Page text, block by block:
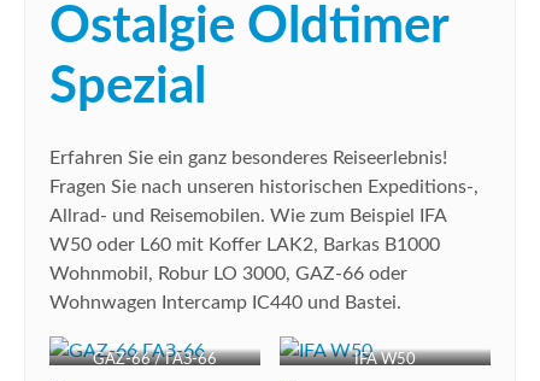
Ostalgie Oldtimer
Spezial
Erfahren Sie ein ganz besonderes Reiseerlebnis!
Fragen Sie nach unseren historischen Expeditions-,
Allrad- und Reisemobilen. Wie zum Beispiel IFA
W50 oder L60 mit Koffer LAK2, Barkas B1000
Wohnmobil, Robur LO 3000, GAZ-66 oder
Wohnwagen Intercamp IC440 und Bastei.
GAZ-66 / ГАЗ-66 IFA W50